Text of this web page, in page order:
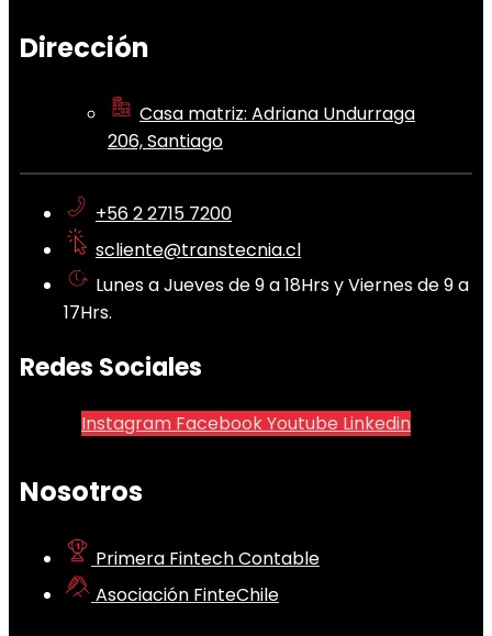
Dirección
Casa matriz: Adriana Undurraga
206, Santiago
+56 2 2715 7200
scliente@transtecnia.cl
Lunes a Jueves de 9 a 18Hrs y Viernes de 9 a
17Hrs.
Redes Sociales
Instagram FacebookYoutube Linkedin
Nosotros
Primera Fintech Contable
Asociación FinteChile